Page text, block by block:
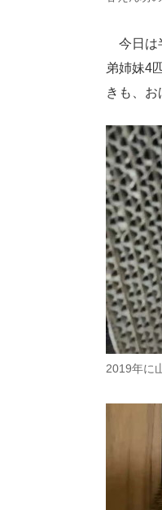
今日は
弟姉妹4
きも、お
2019年に